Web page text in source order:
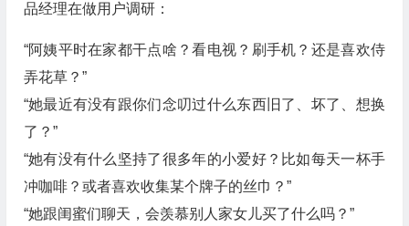
品经理在做用户调研：
“阿姨平时在家都干点啥？看电视？刷手机？还是喜欢侍
弄花草？”
“她最近有没有跟你们念叨过什么东西旧了、坏了、想换
了？”
“她有没有什么坚持了很多年的小爱好？比如每天一杯手
冲咖啡？或者喜欢收集某个牌子的丝巾？”
“她跟闺蜜们聊天，会羡慕别人家女儿买了什么吗？”